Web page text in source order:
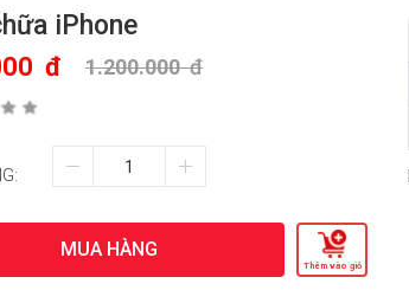
iPhone
đ 1.200.000đ
MUA HÀNG
Thêm vào giỏ